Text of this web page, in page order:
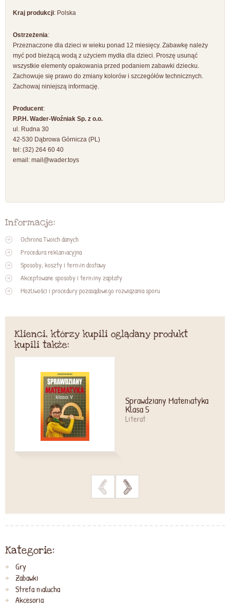
Kraj produkcji: Polska
Ostrzeżenia:
Przeznaczone dla dzieci w wieku ponad 12 miesięcy. Zabawkę należy
myć pod bieżącą wodą z użyciem mydła dla dzieci. Proszę usunąć
wszystkie elementy opakowania przed podaniem zabawki dziecku.
Zachowuje się prawo do zmiany kolorów i szczegółów technicznych.
Zachowaj niniejszą informację.
Producent:
P.P.H. Wader-Woźniak Sp. z o.o.
ul. Rudna 30
42-530 Dąbrowa Górnicza (PL)
tel: (32) 264 60 40
email: mail@wader.toys
Informacje:
Ochrona Twoich danych
Procedura reklamacyjna
Sposoby, koszty i termin dostawy
Akceptowane sposoby i terminy zapłaty
Możliwości i procedury pozasądowego rozwiązania sporu
Klienci, którzy kupili oglądany produkt
kupili także:
Sprawdziany Matematyka
Klasa 5
Literat
> >
Kategorie:
Gry
Zabawki
Strefa malucha
Akcesoria